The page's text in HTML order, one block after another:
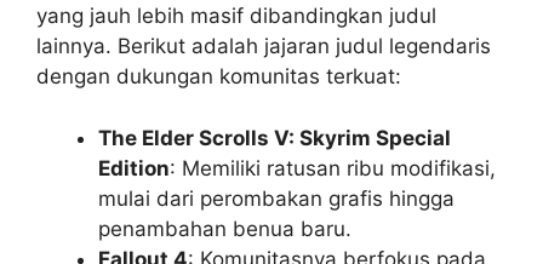
yang jauh lebih masif dibandingkan judul
lainnya. Berikut adalah jajaran judul legendaris
dengan dukungan komunitas terkuat:
The Elder Scrolls V: Skyrim Special
Edition: Memiliki ratusan ribu modifikasi,
mulai dari perombakan grafis hingga
penambahan benua baru.
Fallout 4: Komunitasnya berfokus pada